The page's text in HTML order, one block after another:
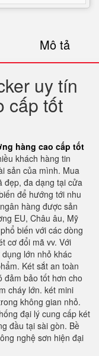
Mô tả
uy tín
cấp tốt
hàng cao cấp tốt
khách hàng tin
sản của mình. Mua
đẹp, đa dạng tại cửa
để hướng tới nhu
hàng được sản
EU, Châu âu, Mỹ
biến với các dòng
cơ đổi mã vv. Với
lớn nhỏ khác
Két sắt an toàn
đảm bảo tốt hơn cho
cháy lớn. két mini
không gian nhỏ.
đại lý cung cấp két
đầu tại sài gòn. Bề
nghệ sơn hiện đại